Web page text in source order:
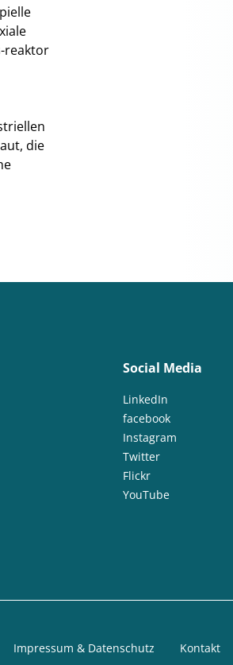
reaktor
die
Social Media
LinkedIn
facebook
Instagram
Twitter
Flickr
YouTube
Impressum & Datenschutz Kontakt